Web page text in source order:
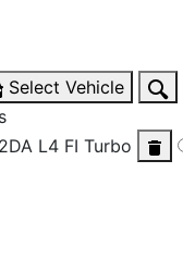
Select Vehicle
L4 FI Turbo